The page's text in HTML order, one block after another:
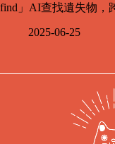
find」AI查找遺失物，
2025-06-25